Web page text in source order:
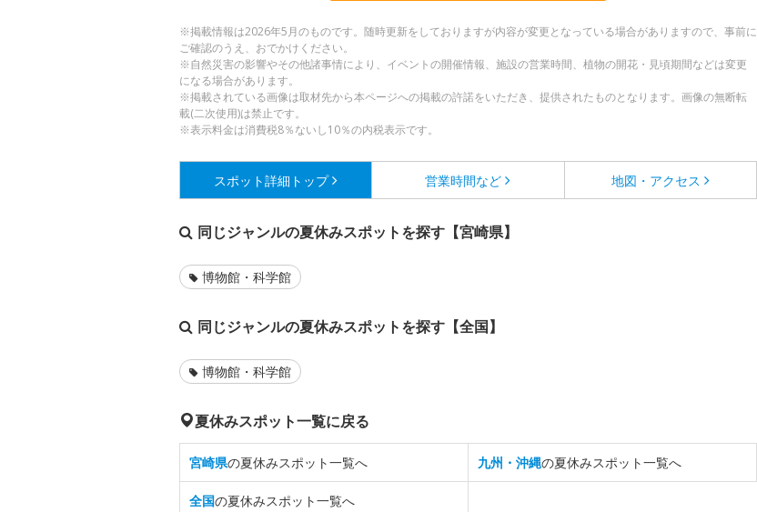
※掲載情報は2026年5月のものです。随時更新をしておりますが内容が変更となっている場合がありますので、事前に
ご確認のうえ、おでかけください。
※自然災害の影響やその他諸事情により、イベントの開催情報、施設の営業時間、植物の開花・見頃期間などは変更
になる場合があります。
※掲載されている画像は取材先から本ページへの掲載の許諾をいただき、提供されたものとなります。画像の無断転
載(二次使用)は禁止です。
※表示料金は消費税8％ないし10％の内税表示です。
スポット詳細 トップ 営業時間など 地図・アクセス
同じジャンルの夏休みスポットを探す【宮崎県】
博物館・科学館
同じジャンルの夏休みスポットを探す【全国】
博物館・科学館
夏休みスポット一覧に戻る
宮崎県の夏休みスポット一覧へ 九州・沖縄の夏休みスポット一覧へ
全国の夏休みスポット一覧へ